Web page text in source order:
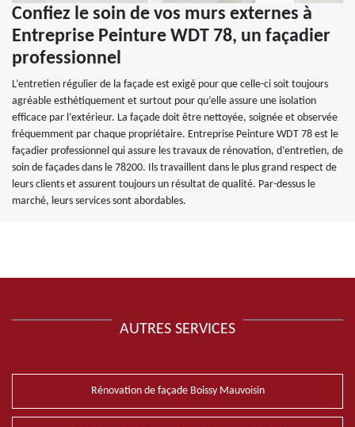
Confiez le soin de vos murs externes à
Entreprise Peinture WDT 78, un façadier
professionnel
L’entretien régulier de la façade est exigé pour que celle-ci soit toujours
agréable esthétiquement et surtout pour qu’elle assure une isolation
efficace par l’extérieur. La façade doit être nettoyée, soignée et observée
fréquemment par chaque propriétaire. Entreprise Peinture WDT 78 est le
façadier professionnel qui assure les travaux de rénovation, d’entretien, de
soin de façades dans le 78200. Ils travaillent dans le plus grand respect de
leurs clients et assurent toujours un résultat de qualité. Par-dessus le
marché, leurs services sont abordables.
AUTRES SERVICES
Rénovation de façade Boissy Mauvoisin